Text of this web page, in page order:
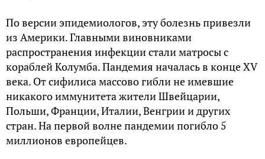
По версии эпидемиологов, эту болезнь привезли
из Америки. Главными виновниками
распространения инфекции стали матросы с
кораблейКолумба. Пандемия началась в конце XV
века. От сифилиса массово гибли не имевшие
никакого иммунитета жители Швейцарии,
Польши, Франции, Италии, Венгрии и других
стран. На первой волне пандемии погибло 5
миллионов европейцев.